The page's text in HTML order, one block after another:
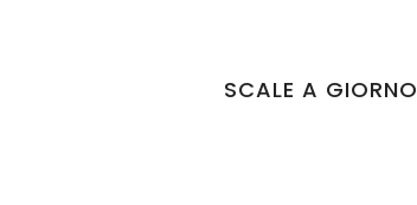
SCALE A GIORNO